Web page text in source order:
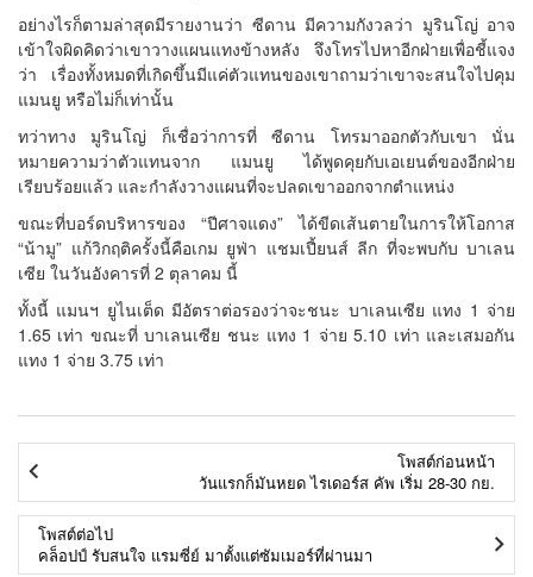
อย่างไรก็ตามล่าสุดมีรายงานว่า ซีดาน มีความกังวลว่า มูรินโญ่ อาจ
เข้าใจผิดคิดว่าเขาวางแผนแทงข้างหลัง จึงโทรไปหาอีกฝ่ายเพื่อชี้แจง
ว่า เรื่องทั้งหมดที่เกิดขึ้นมีแค่ตัวแทนของเขาถามว่าเขาจะสนใจไปคุม
แมนยู หรือไม่ก็เท่านั้น
ทว่าทาง มูรินโญ่ ก็เชื่อว่าการที่ ซีดาน โทรมาออกตัวกับเขา นั่น
หมายความว่าตัวแทนจาก แมนยู ได้พูดคุยกับเอเยนต์ของอีกฝ่าย
เรียบร้อยแล้ว และกำลังวางแผนที่จะปลดเขาออกจากตำแหน่ง
ขณะที่บอร์ดบริหารของ “ปีศาจแดง” ได้ขีดเส้นตายในการให้โอกาส
“น้ามู” แก้วิกฤติครั้งนี้คือเกม ยูฟ่า แชมเปี้ยนส์ ลีก ที่จะพบกับ บาเลน
เซีย ในวันอังคารที่ 2 ตุลาคม นี้
ทั้งนี้ แมนฯ ยูไนเต็ด มีอัตราต่อรองว่าจะชนะ บาเลนเซีย แทง 1 จ่าย
1.65 เท่า ขณะที่ บาเลนเซีย ชนะ แทง 1 จ่าย 5.10 เท่า และเสมอกัน
แทง 1 จ่าย 3.75 เท่า
โพสต์ก่อนหน้า
วันแรกก็มันหยด ไรเดอร์ส คัพ เริ่ม 28-30 กย.
โพสต์ต่อไป
คล็อปป์ รับสนใจ แรมซี่ย์ มาตั้งแต่ซัมเมอร์ที่ผ่านมา